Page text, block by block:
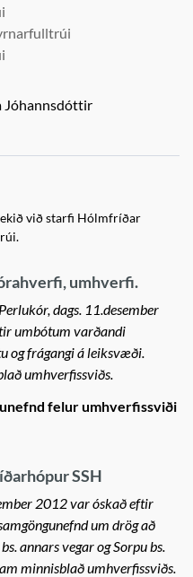
Jóhannsdóttir
við starfi Hólmfríðar
umhverfi.
dags. 11.desember
umbótum varðandi
og frágangi á leiksvæði.
umhverfissviðs.
felur umhverfissviði
SSH
2012 var óskað eftir
um drög að
annars vegar og Sorpu bs.
minnisblað umhverfissviðs.